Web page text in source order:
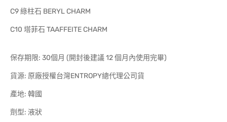
C9 綠柱石 BERYL CHARM
C10 塔菲石 TAAFFEITE CHARM
保存期限: 30個月 (開封後建議 12 個月內使用完畢)
貨源: 原廠授權台灣ENTROPY總代理公司貨
產地: 韓國
劑型: 液狀